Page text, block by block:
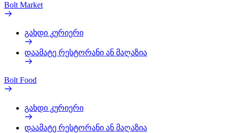
Bolt Market
გახდი კურიერი
დაამატე რესტორანი ან მაღაზია
Bolt Food
გახდი კურიერი
დაამატე რესტორანი ან მაღაზია